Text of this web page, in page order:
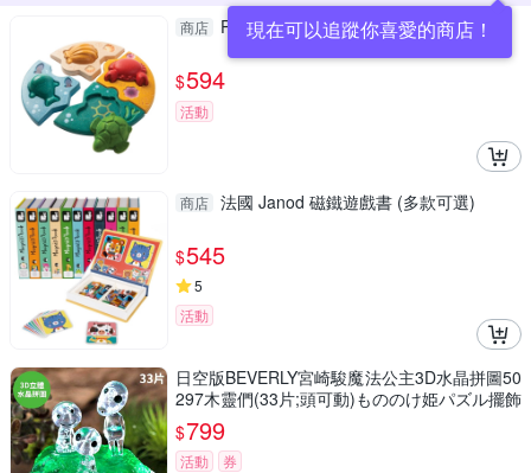
現在可以追蹤你喜愛的商店！
商店 PlanToys 立體拼圖~海洋好朋友
$594
活動
商店 法國 Janod 磁鐵遊戲書 (多款可選)
$545
5
活動
日空版BEVERLY宮崎駿魔法公主3D水晶拼圖50
297木靈們(33片;頭可動)もののけ姫パズル擺飾
吉卜力puzzle模型公仔
$799
活動 券